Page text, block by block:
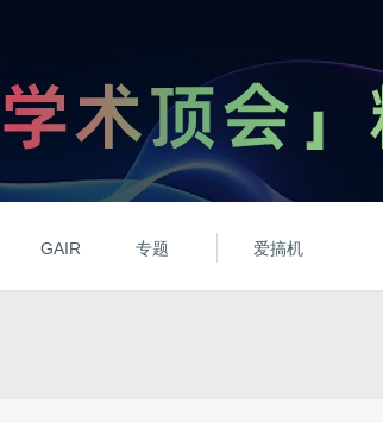
GAIR 专题 爱搞机